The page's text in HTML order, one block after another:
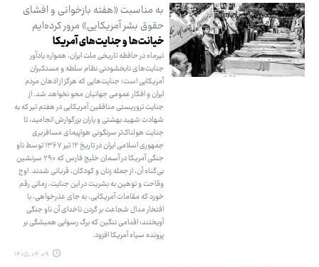
به مناسبت «هفته بازخوانی و افشای
حقوق بشر آمریکایی» مرور کرده‌ایم
خیانت‌ها و جنایت‌های آمریکا
تیرماه در حافظه تاریخی ملت ایران، همواره یادآور
جنایت‌های نابخشودنی نظام سلطه و مستکبران
آمریکایی است؛ جنایت‌هایی که هرگز از اذهان مردم
ایران و افکار عمومی جهانیان محو نخواهد شد. از
جنایت تروریستی منافقین آمریکایی در هفتم تیر که به
شهادت شهید بهشتی و یاران بزرگوارش انجامید، تا
جنایت هولناک‌تر سرنگونی هواپیمای مسافربری
جمهوری اسلامی ایران در تاریخ ۱۲ تیر ۱۳۶۷ توسط ناو
جنگی آمریکا در آسمان خلیج فارس که ۲۹۰ سرنشین
بی‌گناه آن، از جمله زنان و کودکان، قربانی شدند. اوج
وقاحت و توهین به بشریت در این جنایت، زمانی رقم
خورد که مقامات آمریکایی، به جای عذرخواهی، با
افتخار مدال شجاعت بر گردن ناخدای آن ناو جنگی
آویختند؛ اقدامی ننگین که برگ رسوایی همیشگی بر
پرونده سیاه آمریکا افزود.
۱۴۰۵.۰۴.۰۹